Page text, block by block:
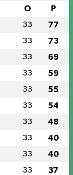
O P
33 77
33 73
33 69
33 59
33 55
33 54
33 48
33 40
33 40
33 37